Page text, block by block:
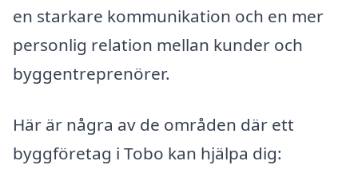
en starkare kommunikation och en mer
personlig relation mellan kunder och
byggentreprenörer.
Här är några av de områden där ett
byggföretag i Tobo kan hjälpa dig: